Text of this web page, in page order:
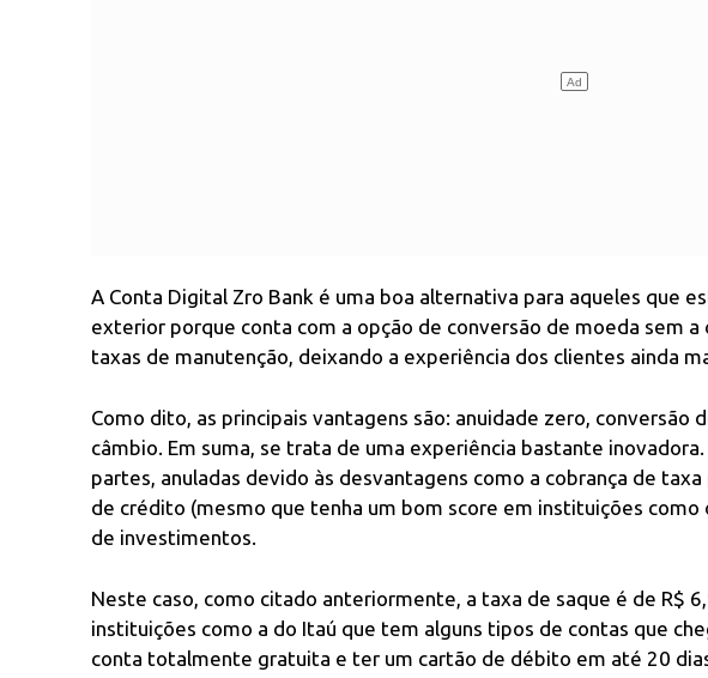
A Conta Digital Zro Bank é uma boa alternativa para aqueles que
exterior porque conta com a opção de conversão de moeda sem
taxas de manutenção, deixando a experiência dos clientes ainda
Como dito, as principais vantagens são: anuidade zero, conversão
câmbio. Em suma, se trata de uma experiência bastante
partes, anuladas devido às desvantagens como a cobrança de
de crédito (mesmo que tenha um bom score em instituições
de investimentos.
Neste caso, como citado anteriormente, a taxa de saque é de R$
instituições como a do Itaú que tem alguns tipos de contas que
conta totalmente gratuita e ter um cartão de débito em até 20